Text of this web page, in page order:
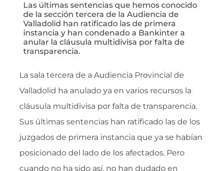
Las últimas sentencias que hemos conocido
de la sección tercera de la Audiencia de
Valladolid han ratificado las de primera
instancia y han condenado a Bankinter a
anular la cláusula multidivisa por falta de
transparencia.
La sala tercera de a Audiencia Provincial de
Valladolid ha anulado ya en varios recursos la
cláusula multidivisa por falta de transparencia.
Sus últimas sentencias han ratificado las de los
juzgados de primera instancia que ya se habían
posicionado del lado de los afectados. Pero
cuando no ha sido así, no han dudado en